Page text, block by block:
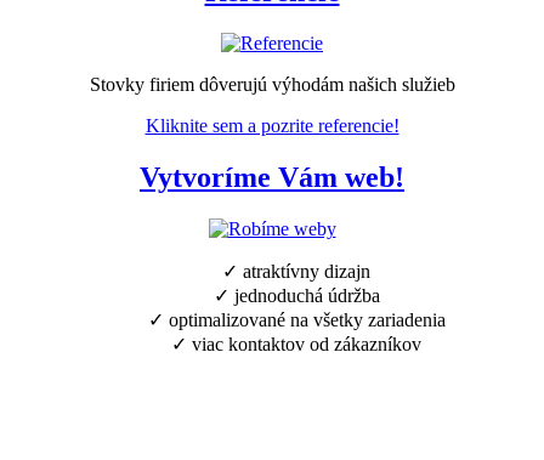
Stovky firiem dôverujú výhodám našich služieb
Kliknite sem a pozrite referencie!
Vytvoríme Vám web!
✓ atraktívny dizajn
✓ jednoduchá údržba
✓ optimalizované na všetky zariadenia
✓ viac kontaktov od zákazníkov